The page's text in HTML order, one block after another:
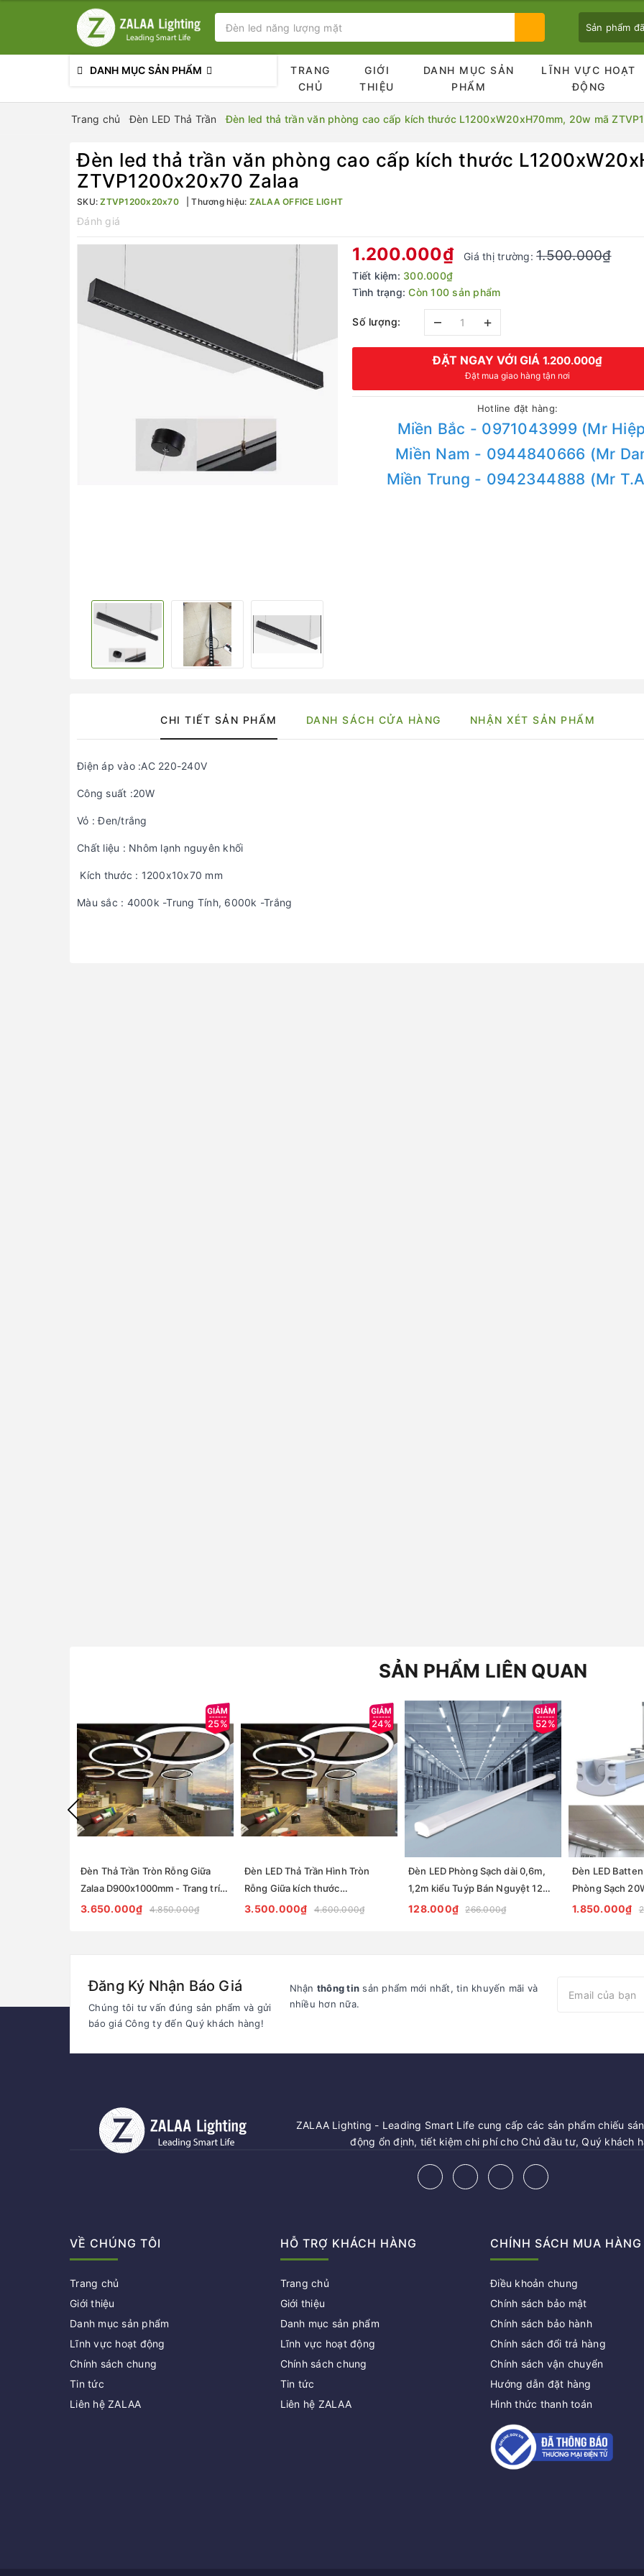
Sản phẩm
Bạn chưa xem sản phẩm nào
DANH MỤC SẢN PHẨM
TRANG
CHỦ
GIỚI
THIỆU
DANH MỤC SẢN
PHẨM
LĨNH VỰC HOẠT
ĐỘNG
Trang chủ Đèn LED Thả Trần Đèn led thả trần văn phòng cao cấp kích thước L1200xW20xH70mm, 20w mã
Đèn led thả trần văn phòng cao cấp kích thước
ZTVP1200x20x70 Zalaa
SKU:ZTVP1200x20x70 Thương hiệu: ZALAA OFFICE LIGHT
Đánh giá
1.200.000₫ Giá thị trường:1.500.000₫
Tiết kiệm: 300.000₫
Tình trạng: Còn 100 sản phẩm
Số lượng: – +
ĐẶT NGAY VỚI GIÁ 1.200.000₫
Đặt mua giao hàng tận nơi
Hotline đặt hàng:
Miền Bắc - 0971043999 (Mr
Miền Nam - 0944840666 (Mr
Miền Trung - 0942344888 (Mr
CHI TIẾT SẢN PHẨM DANH SÁCH CỬA HÀNG NHẬN XÉT SẢN PHẨM
Điện áp vào :AC 220-240V
Công suất :20W
Vỏ : Đen/trắng
Chất liệu : Nhôm lạnh nguyên khối
Kích thước : 1200x10x70 mm
Màu sắc : 4000k -Trung Tính, 6000k -Trắng
SẢN PHẨM LIÊN QUAN
25%
Đèn Thả Trần Tròn Rỗng Giữa
Zalaa D900x1000mm - Trang trí
nội thất showroom, Văn phòng
3.650.000₫ 4.850.000₫
24%
Đèn LED Thả Trần Hình Tròn
Rỗng Giữa kích thước
D800x1000mm trang trí nội thất
3.500.000₫ 4.600.000₫
52%
Đèn LED Phòng Sạch dài 0,6m,
1,2m kiểu Tuýp Bán Nguyệt 12W,
18W, 27W, 36W, 54W...ZALAA
128.000₫ 266.000₫
Đèn LED
Phòng Sạch
600*94*69mm
1.850.000₫
Đăng Ký Nhận Báo Giá
Chúng tôi tư vấn đúng sản phẩm và gửi
báo giá Công ty đến Quý khách hàng!
Nhận thông tin sản phẩm mới nhất, tin khuyến mãi và
nhiều hơn nữa.
ZALAA Lighting - Leading Smart Life cung cấp các sản phẩm chiếu
động ổn định, tiết kiệm chi phí cho Chủ đầu tư, Quý khách
VỀ CHÚNG TÔI
Trang chủ
Giới thiệu
Danh mục sản phẩm
Lĩnh vực hoạt động
Chính sách chung
Tin tức
Liên hệ ZALAA
HỖ TRỢ KHÁCH HÀNG
Trang chủ
Giới thiệu
Danh mục sản phẩm
Lĩnh vực hoạt động
Chính sách chung
Tin tức
Liên hệ ZALAA
CHÍNH SÁCH MUA HÀNG
Điều khoản chung
Chính sách bảo mật
Chính sách bảo hành
Chính sách đổi trả hàng
Chính sách vận chuyển
Hướng dẫn đặt hàng
Hình thức thanh toán